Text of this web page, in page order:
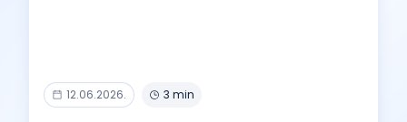
12.06.2026. 3 min